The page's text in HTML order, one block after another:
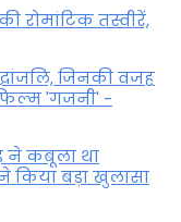
रोमांटिक तस्वीरें,
जिनकी वजह
'गजनी' -
ने कबूला था
किया बड़ा खुलासा